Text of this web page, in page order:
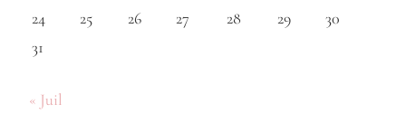
24
25 26 27 28 29
30
31
« Juil